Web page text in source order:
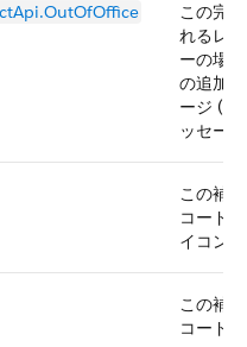
この完
れるレ
ーの場
の追加
ージ (追
ッセー
この補
コード
イコン
この補
コード